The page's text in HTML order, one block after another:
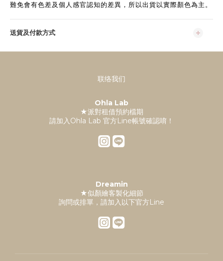
難免會有色差及個人感官認知的差異，所以出貨以實際顏色為主。
送貨及付款方式
联络我们
Ohla Lab
★派對租借預約檔期
請加入Ohla Lab 官方Line帳號確認唷！
Dreamin
★似顏繪客製化細節
詢問或排單，請加入以下官方Line